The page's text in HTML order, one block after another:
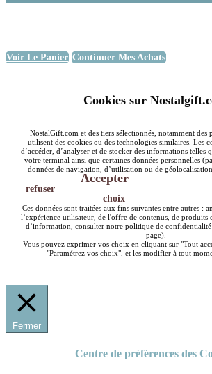
Voir Le Panier Continuer Mes Achats
Cookies sur
NostalGift.com et des tiers sélectionnés, notamment des
utilisent des cookies ou des technologies similaires. Les
d’accéder, d’analyser et de stocker des informations telles
votre terminal ainsi que certaines données personnelles
données de navigation, d’utilisation ou de
Accepter
refuser
choix
Ces données sont traitées aux fins suivantes entre autres :
l’expérience utilisateur, de l'offre de contenus, de produits
d’information, consulter notre politique de confidentialité
page).
Vous pouvez exprimer vos choix en cliquant sur "Tout
"Paramétrez vos choix", et les modifier à tout
Fermer
Centre de préférences des